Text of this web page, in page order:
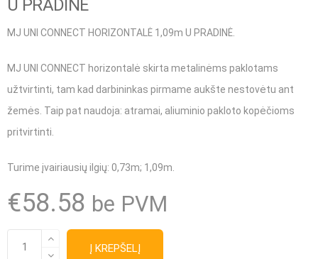
U PRADINĖ
MJ UNI CONNECT HORIZONTALĖ 1,09m U PRADINĖ.
MJ UNI CONNECT horizontalė skirta metalinėms paklotams
užtvirtinti, tam kad darbininkas pirmame aukšte nestovėtu ant
žemės. Taip pat naudoja: atramai, aliuminio pakloto kopėčioms
pritvirtinti.
Turime įvairiausių ilgių: 0,73m; 1,09m.
€58.58 be PVM
Į KREPŠELĮ